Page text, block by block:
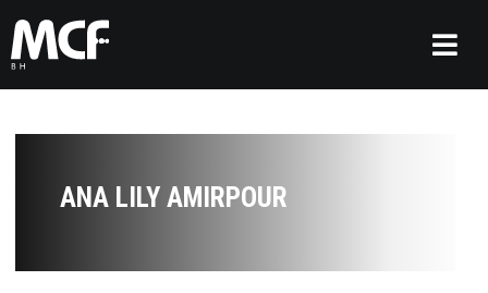
ANA LILY AMIRPOUR